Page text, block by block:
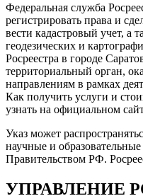
Федеральная служба
регистрировать права и
вести кадастровый учет, а
геодезических и
Росреестра в городе
территориальный орган,
направлениям в рамках
Как получить услуги и
узнать на официальном
Указ может
научные и
Правительством РФ.
УПРАВЛЕНИЕ